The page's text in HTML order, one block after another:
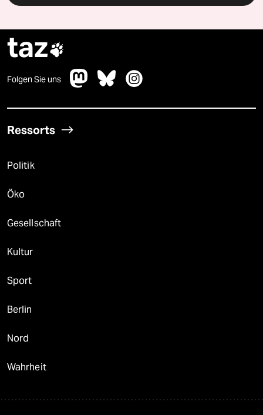
taz
Folgen Sie uns
Ressorts
Politik
Öko
Gesellschaft
Kultur
Sport
Berlin
Nord
Wahrheit